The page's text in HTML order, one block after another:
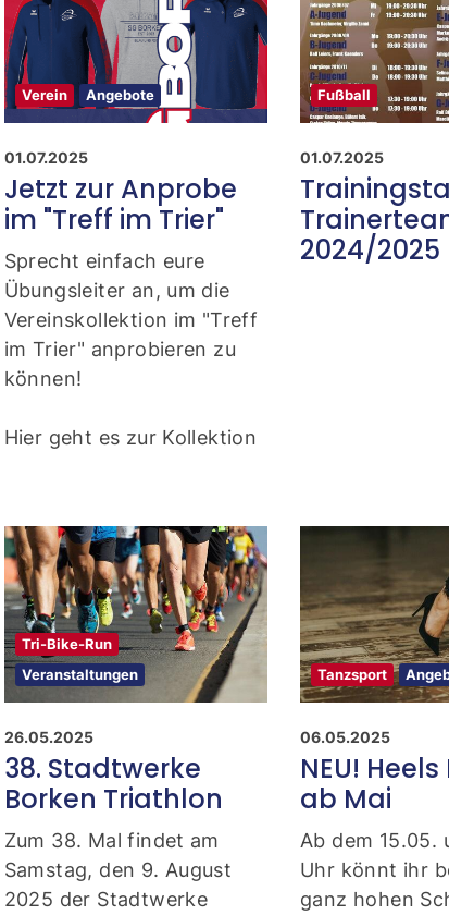
Verein Angebote
01.07.2025
Jetzt zur Anprobe
im "Treff im Trier"
Sprecht einfach eure
Übungsleiter an, um die
Vereinskollektion im "Treff
im Trier" anprobieren zu
können!
Hier geht es zur Kollektion
Fußball
01.07.2025
2024/2025
Tri-Bike-Run
Veranstaltungen
26.05.2025
38. Stadtwerke
Borken Triathlon
Zum 38. Mal findet am
Samstag, den 9. August
2025 der Stadtwerke
Tanzsport
06.05.2025
NEU!
ab Mai
Ab dem 15.05.
Uhr könnt ihr
ganz hohen
Alles zur Mitgliedschaft
Fragen & Antworten